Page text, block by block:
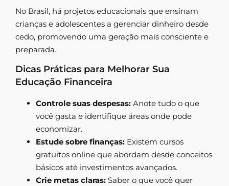
No Brasil, há projetos educacionais que ensinam
crianças e adolescentes a gerenciar dinheiro desde
cedo, promovendo uma geração mais consciente e
preparada.
Dicas Práticas para Melhorar Sua
Educação Financeira
Controle suas despesas: Anote tudo o que
você gasta e identifique áreas onde pode
economizar.
Estude sobre finanças: Existem cursos
gratuitos online que abordam desde conceitos
básicos até investimentos avançados.
Crie metas claras: Saber o que você quer